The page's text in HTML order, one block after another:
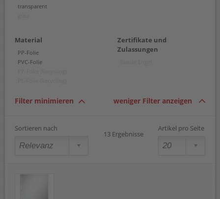
transparent
Material
PP-Folie
PVC-Folie
Zertifikate und
Zulassungen
Filter minimieren weniger Filter anzeigen
Sortieren nach
13 Ergebnisse
Artikel pro Seite